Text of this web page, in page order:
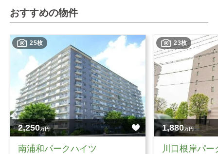
おすすめの物件
25枚
2,250万円
南浦和パークハイツ
23枚
1,880万円
川口根岸パ